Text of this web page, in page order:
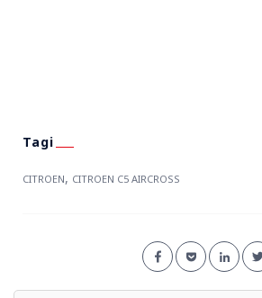
CITROEN, CITROEN C5 AIRCROSS